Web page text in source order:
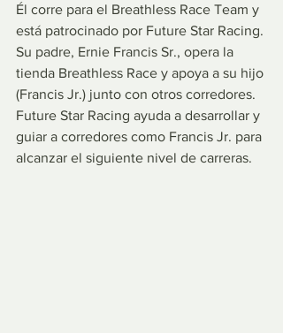
Él corre para el Breathless Race Team y
está patrocinado por Future Star Racing.
Su padre, Ernie Francis Sr., opera la
tienda Breathless Race y apoya a su hijo
(Francis Jr.) junto con otros corredores.
Future Star Racing ayuda a desarrollar y
guiar a corredores como Francis Jr. para
alcanzar el siguiente nivel de carreras.